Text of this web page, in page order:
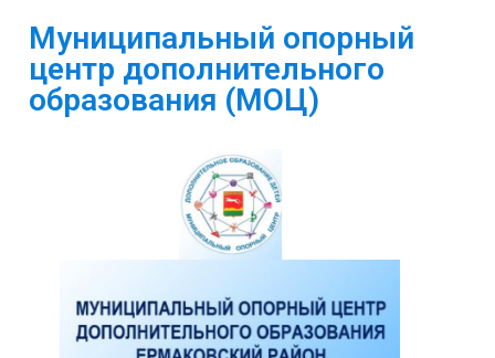
Муниципальный опорный
центр дополнительного
образования (МОЦ)